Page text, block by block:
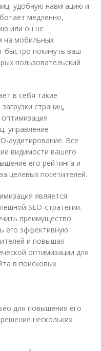
удобную навигацию и
медленно,
или он не
на мобильных
быстро покинуть ваш
пользовательский
в себя такие
страниц,
управление
аудитирование. Все
видимости вашего
его рейтинга и
целевых посетителей.
является
SEO-стратегии.
преимущество
его эффективную
и повышая
оптимизации для
в поисковых
для повышения его
нескольких